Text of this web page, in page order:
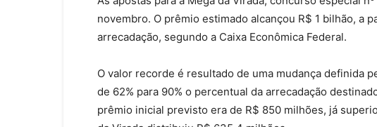
novembro. O prêmio estimado alcançou R$ 1 bilhão, a
arrecadação, segundo a Caixa Econômica Federal.
O valor recorde é resultado de uma mudança definida
de 62% para 90% o percentual da arrecadação
prêmio inicial previsto era de R$ 850 milhões, já